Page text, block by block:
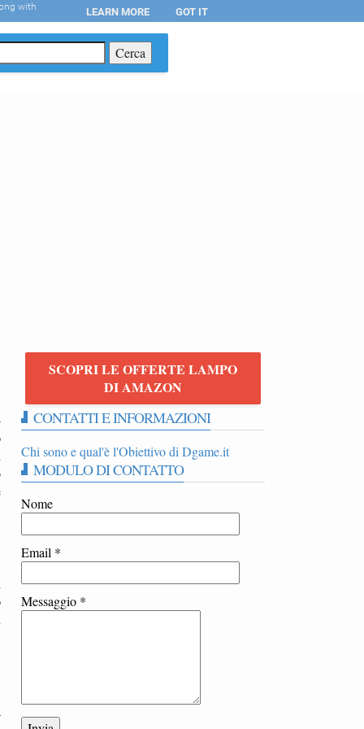
SCOPRI LE OFFERTE LAMPO
DI AMAZON
CONTATTI E INFORMAZIONI
Chi sono e qual'è l'Obiettivo di Dgame.it
MODULO DI CONTATTO
Nome
Email *
Messaggio *
with LEARN MORE GOT IT